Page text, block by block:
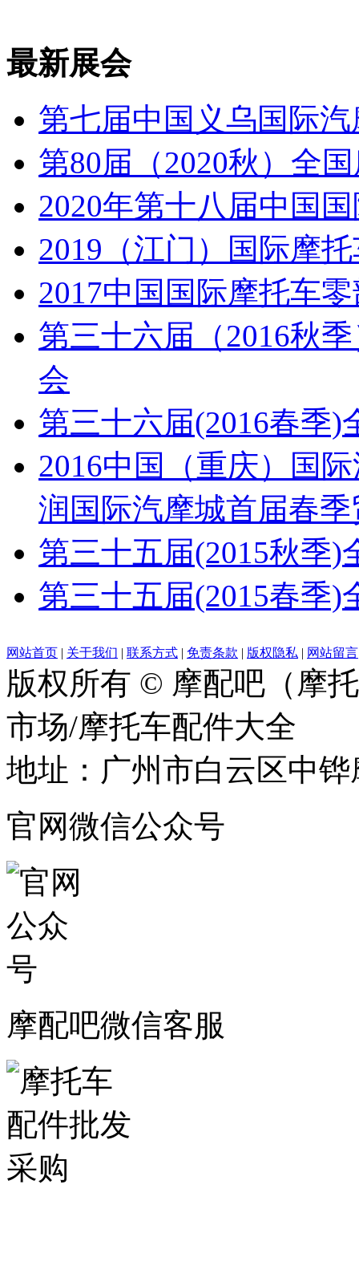
最新展会
第七届中国义乌国际
第80届（2020秋）全
2020年第十八届中国
2019（江门）国际摩
2017中国国际摩托车
第三十六届（2016秋
会
第三十六届(2016春季
2016中国（重庆）国
润国际汽摩城首届春
第三十五届(2015秋季
第三十五届(2015春季
网站首页 | 关于我们 | 联系方式 | 免责条款 | 版权隐私 | 网站留言
版权所有 © 摩配吧（摩
市场/摩托车配件大全
地址：广州市白云区中
官网微信公众号
摩配吧微信客服